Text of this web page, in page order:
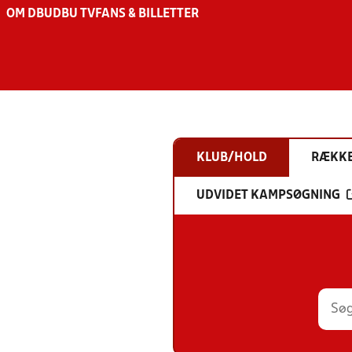
OM DBU DBU TV FANS & BILLETTER
KLUB/HOLD
UDVIDET KAMPSØGNING